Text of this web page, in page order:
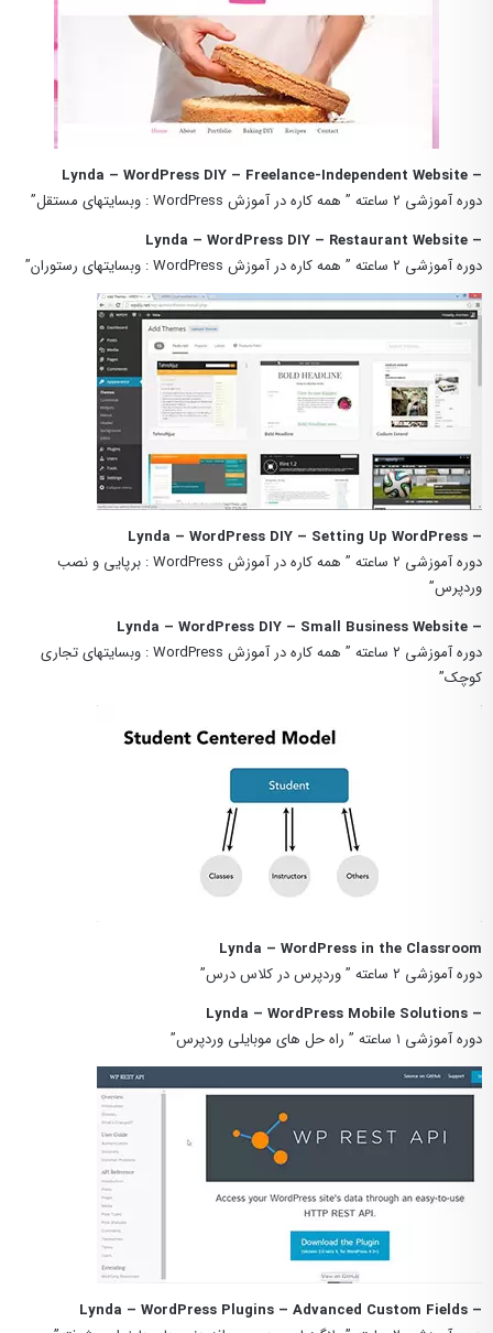
– Lynda – WordPress DIY – Freelance-Independent Website
دوره آموزشی ۲ ساعته ” همه کاره در آموزش WordPress : وبسایتهای مستقل”
– Lynda – WordPress DIY – Restaurant Website
دوره آموزشی ۲ ساعته ” همه کاره در آموزش WordPress : وبسایتهای رستوران”
– Lynda – WordPress DIY – Setting Up WordPress
دوره آموزشی ۲ ساعته ” همه کاره در آموزش WordPress : برپایی و نصب
وردپرس”
– Lynda – WordPress DIY – Small Business Website
دوره آموزشی ۲ ساعته ” همه کاره در آموزش WordPress : وبسایتهای تجاری
کوچک”
Lynda – WordPress in the Classroom
دوره آموزشی ۲ ساعته ” وردپرس در کلاس درس”
– Lynda – WordPress Mobile Solutions
دوره آموزشی ۱ ساعته ” راه حل های موبایلی وردپرس”
– Lynda – WordPress Plugins – Advanced Custom Fields